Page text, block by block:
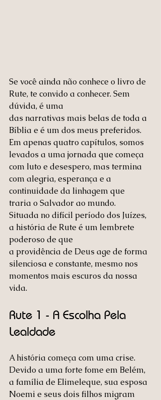
Se você ainda não conhece o livro de
Rute, te convido a conhecer. Sem
dúvida, é uma
das narrativas mais belas de toda a
Bíblia e é um dos meus preferidos.
Em apenas quatro capítulos, somos
levados a uma jornada que começa
com luto e desespero, mas termina
com alegria, esperança e a
continuidade da linhagem que
traria o Salvador ao mundo.
Situada no difícil período dos Juízes,
a história de Rute é um lembrete
poderoso de que
a providência de Deus age de forma
silenciosa e constante, mesmo nos
momentos mais escuros da nossa
vida.
Rute 1 - A Escolha Pela
Lealdade
A história começa com uma crise.
Devido a uma forte fome em Belém,
a família de Elimeleque, sua esposa
Noemi e seus dois filhos migram